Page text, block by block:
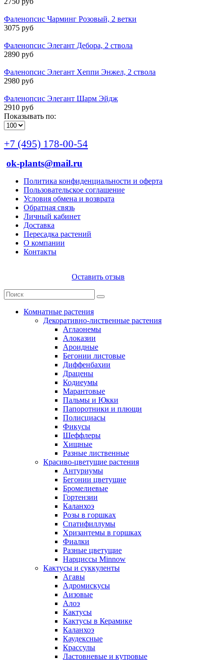
Фаленопсис Чарминг Розовый, 2 ветки
3075 руб
Фаленопсис Элегант Дебора, 2 ствола
2890 руб
Фаленопсис Элегант Хеппи Энжел, 2 ствола
2980 руб
Фаленопсис Элегант Шарм Эйдж
2910 руб
Показывать по:
+7 (495) 178-00-54
ok-plants@mail.ru
Политика конфиденциальности и оферта
Пользовательское соглашение
Условия обмена и возврата
Обратная связь
Личный кабинет
Доставка
Пересадка растений
О компании
Контакты
Оставить отзыв
Комнатные растения
Декоративно-лиственные растения
Аглаонемы
Алоказии
Ароидные
Бегонии листовые
Диффенбахии
Драцены
Кодиеумы
Марантовые
Пальмы и Юкки
Папоротники и плющи
Полисциасы
Фикусы
Шеффлеры
Хищные
Разные лиственные
Красиво-цветущие растения
Антуриумы
Бегонии цветущие
Бромелиевые
Гортензии
Каланхоэ
Розы в горшках
Спатифиллумы
Хризантемы в горшках
Фиалки
Разные цветущие
Нарциссы Minnow
Кактусы и суккуленты
Агавы
Адромискусы
Аизовые
Алоэ
Кактусы
Кактусы в Керамике
Каланхоэ
Каудексные
Крассулы
Ластовневые и кутровые